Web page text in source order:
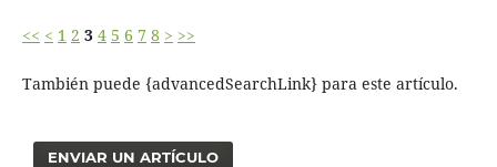
<< < 1 2 3 4 5 6 7 8 > >>
También puede {advancedSearchLink} para este artículo.
ENVIAR UN ARTÍCULO